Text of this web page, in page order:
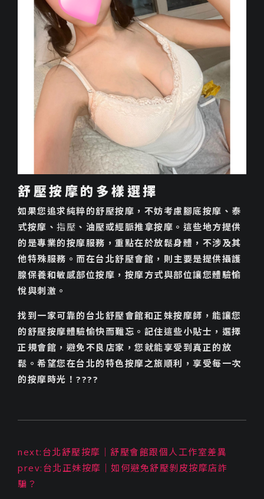
舒壓按摩的多樣選擇
如果您追求純粹的舒壓按摩，不妨考慮腳底按摩、泰
式按摩、 指壓 、油壓或經脈推拿按摩。這些地方提供
的是專業的按摩服務，重點在於放鬆身體，不涉及其
他特殊服務。而在台北舒壓會館，則主要是提供攝護
腺保養和敏感部位按摩，按摩方式與部位讓您體驗愉
悅與刺激。
找到一家可靠的台北舒壓會館和正妹按摩師，能讓您
的舒壓按摩體驗愉快而難忘。記住這些小貼士，選擇
正規會館，避免不良店家，您就能享受到真正的放
鬆。希望您在台北的特色按摩之旅順利，享受每一次
的按摩時光！????
next:台北舒壓按摩｜舒壓會館跟個人工作室差異
prev:台北正妹按摩｜如何避免舒壓剝皮按摩店詐
騙？